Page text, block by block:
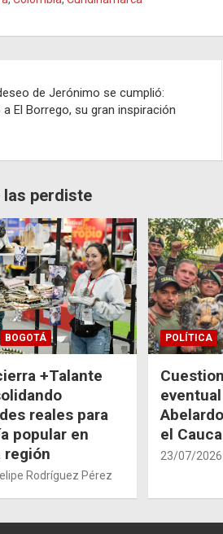
de Jerónimo se cumplió:
El Borrego, su gran inspiración
las perdiste
BOGOTÁ
+Talante
reales para
popular en
región
Rodríguez Pérez
POLÍTICA
el Cauca
23/07/2026